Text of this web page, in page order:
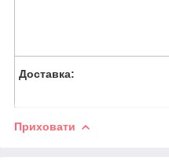
Доставка:
Приховати